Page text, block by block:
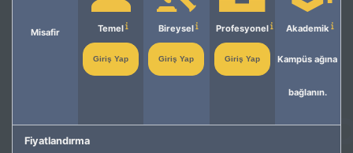
Misafir Temel
Giriş Yap
Bireysel
Giriş Yap
Profesyonel
Giriş Yap
Akademik
Kampüs ağına
bağlanın.
Fiyatlandırma